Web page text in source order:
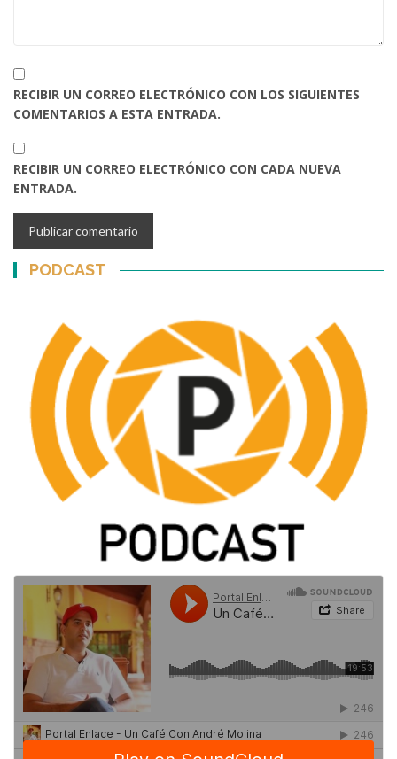
RECIBIR UN CORREO ELECTRÓNICO CON LOS SIGUIENTES
COMENTARIOS A ESTA ENTRADA.
RECIBIR UN CORREO ELECTRÓNICO CON CADA NUEVA
ENTRADA.
PODCAST